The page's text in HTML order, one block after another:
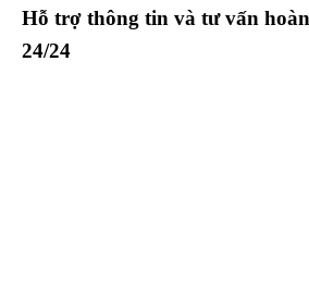
Hỗ trợ thông tin và tư vấn
24/24